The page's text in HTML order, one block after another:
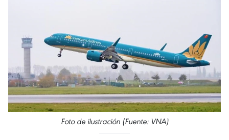
Foto de ilustración (Fuente: VNA)